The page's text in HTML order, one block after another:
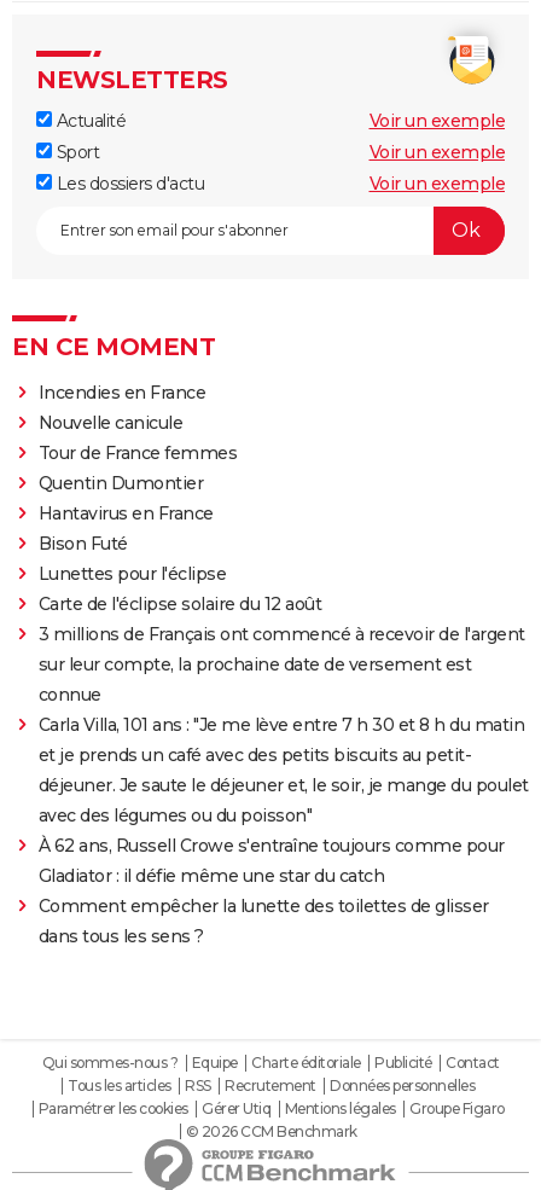
NEWSLETTERS
Actualité
Voir un exemple
Sport
Voir un exemple
Les dossiers d'actu
Voir un exemple
EN CE MOMENT
Incendies en France
Nouvelle canicule
Tour de France femmes
Quentin Dumontier
Hantavirus en France
Bison Futé
Lunettes pour l'éclipse
Carte de l'éclipse solaire du 12 août
3 millions de Français ont commencé à recevoir de l'argent
sur leur compte, la prochaine date de versement est
connue
Carla Villa, 101 ans : "Je me lève entre 7 h 30 et 8 h du matin
et je prends un café avec des petits biscuits au petit-
déjeuner. Je saute le déjeuner et, le soir, je mange du poulet
avec des légumes ou du poisson"
À 62 ans, Russell Crowe s'entraîne toujours comme pour
Gladiator : il défie même une star du catch
Comment empêcher la lunette des toilettes de glisser
dans tous les sens ?
Qui sommes-nous ? Equipe Charte éditoriale Publicité
Contact
Tous les articles
RSS Recrutement
Données personnelles
Paramétrer les cookies
Gérer Utiq Mentions légales
Groupe Figaro
© 2026 CCM Benchmark